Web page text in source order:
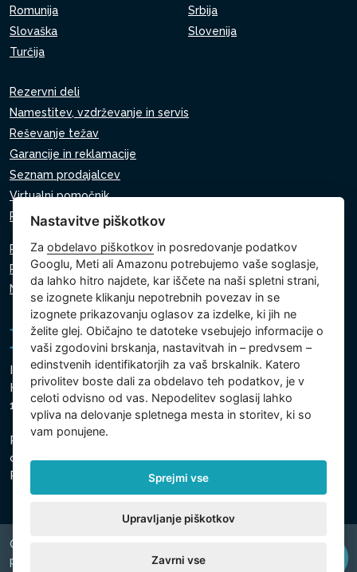
Romunija
Srbija
Slovaška
Slovenija
Turčija
Rezervni deli
Namestitev, vzdrževanje in servis
Reševanje težav
Garancije in reklamacije
Seznam prodajalcev
Virtualni pomočnik
Pišite nam
Politika zasebnosti
Politika piškotkov
Nastavitve piškotkov
Intex Trading, s.r.o.
Hradecká 2526/3
130 00 Praga 3 - Češka
Podjetje je registrirano pri Mestnem sodišču v Pragi,
oddelek C, vložek 74759
Registrska št. 26150808, ID za DDV: CZ26150808
Copyright © 2026 INTEX TRADING s.r.o. Všechna
právavyhrazena.
Nastavitve piškotkov
Zaobdelavo piškotkov in posredovanje podatkov
Googlu, Meti ali Amazonu potrebujemo vaše soglasje,
da lahko hitro najdete, kar iščete na naši spletni strani,
se izognete klikanju nepotrebnih povezav in se
izognete prikazovanju oglasov za izdelke, ki jih ne
želite glej. Običajno te datoteke vsebujejo informacije o
vaši zgodovini brskanja, nastavitvah in – predvsem –
edinstvenih identifikatorjih za vaš brskalnik. Katero
privolitev boste dali za obdelavo teh podatkov, je v
celoti odvisno od vas. Nepodelitev soglasij lahko
vpliva na delovanje spletnega mesta in storitev, ki so
vam ponujene.
Sprejmi vse
Upravljanje piškotkov
Zavrni vse